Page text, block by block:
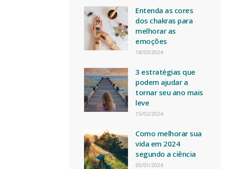
Entenda as cores
dos chakras para
melhorar as
emoções
18/03/2024
3 estratégias que
podem ajudar a
tornar seu ano mais
leve
15/02/2024
Como melhorar sua
vida em 2024
segundo a ciência
05/01/2024